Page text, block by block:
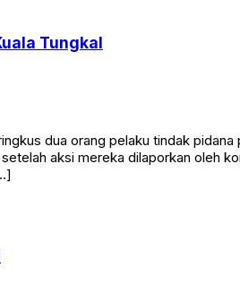
Tungkal
dua orang pelaku tindak
aksi mereka dilaporkan oleh